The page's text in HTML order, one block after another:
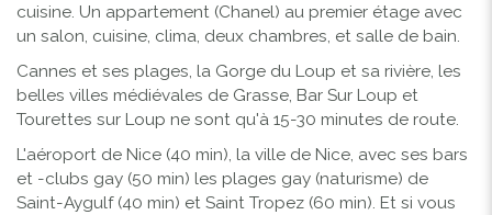
cuisine. Un appartement (Chanel) au premier étage avec
un salon, cuisine, clima, deux chambres, et salle de bain.
Cannes et ses plages, la Gorge du Loup et sa rivière, les
belles villes médiévales de Grasse, Bar Sur Loup et
Tourettes sur Loup ne sont qu'à 15-30 minutes de route.
L'aéroport de Nice (40 min), la ville de Nice, avec ses bars
et -clubs gay (50 min) les plages gay (naturisme) de
Saint-Aygulf (40 min) et Saint Tropez (60 min). Et si vous